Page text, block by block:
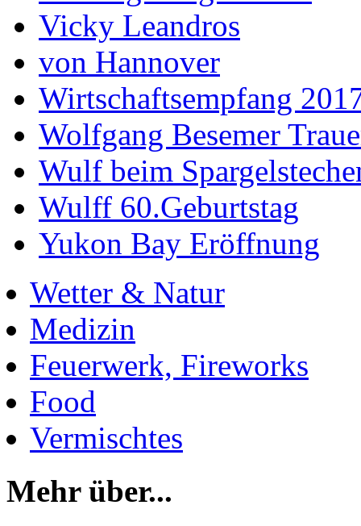
Vicky Leandros
von Hannover
Wirtschaftsempfang
Wolfgang Besemer
Wulf beim
Wulff 60.Geburtstag
Yukon Bay Eröffnung
Wetter & Natur
Medizin
Feuerwerk, Fireworks
Food
Vermischtes
Mehr über...